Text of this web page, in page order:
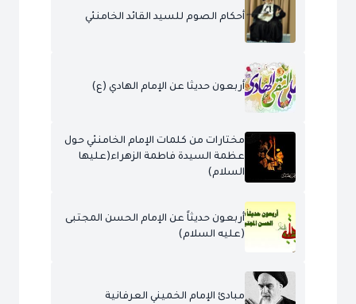
أحكام الصوم للسيد القائد الخامنئي
أربعون حديثا عن الإمام الهادي (ع)
مختارات من كلمات الإمام الخامنئي حول
عظمة السيدة فاطمة الزهراء(عليها
السلام)
أربعون حديثاً عن الإمام الحسن المجتبى
(عليه السلام)
مبادئ الإمام الخميني العرفانية